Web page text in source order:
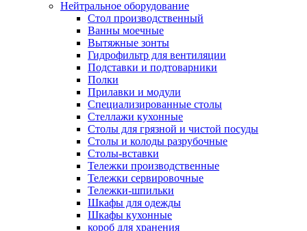
Нейтральное оборудование
Cтол производственный
Ванны моечные
Вытяжные зонты
Гидрофильтр для вентиляции
Подставки и подтоварники
Полки
Прилавки и модули
Специализированные столы
Стеллажи кухонные
Столы для грязной и чистой посуды
Столы и колоды разрубочные
Столы-вставки
Тележки производственные
Тележки сервировочные
Тележки-шпильки
Шкафы для одежды
Шкафы кухонные
короб для хранения